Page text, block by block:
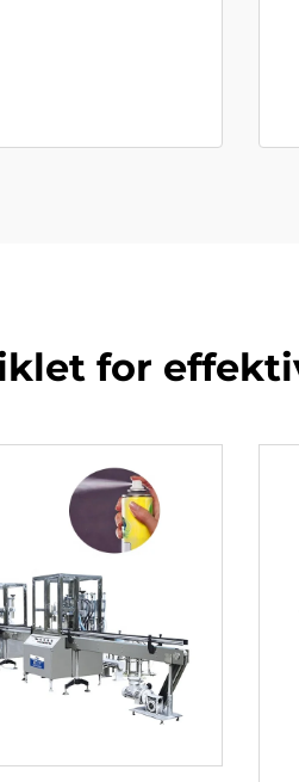
for